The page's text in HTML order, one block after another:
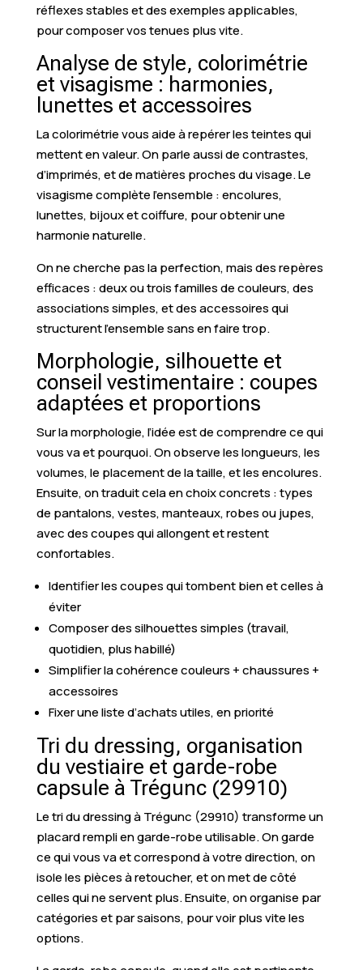
réflexes stables et des exemples applicables,
pour composer vos tenues plus vite.
Analyse de style, colorimétrie
et visagisme : harmonies,
lunettes et accessoires
La colorimétrie vous aide à repérer les teintes qui
mettent en valeur. On parle aussi de contrastes,
d’imprimés, et de matières proches du visage. Le
visagisme complète l’ensemble : encolures,
lunettes, bijoux et coiffure, pour obtenir une
harmonie naturelle.
On ne cherche pas la perfection, mais des repères
efficaces : deux ou trois familles de couleurs, des
associations simples, et des accessoires qui
structurent l’ensemble sans en faire trop.
Morphologie, silhouette et
conseil vestimentaire : coupes
adaptées et proportions
Sur la morphologie, l’idée est de comprendre ce qui
vous va et pourquoi. On observe les longueurs, les
volumes, le placement de la taille, et les encolures.
Ensuite, on traduit cela en choix concrets : types
de pantalons, vestes, manteaux, robes ou jupes,
avec des coupes qui allongent et restent
confortables.
Identifier les coupes qui tombent bien et celles à
éviter
Composer des silhouettes simples (travail,
quotidien, plus habillé)
Simplifier la cohérence couleurs + chaussures +
accessoires
Fixer une liste d’achats utiles, en priorité
Tri du dressing, organisation
du vestiaire et garde-robe
capsule à Trégunc (29910)
Le tri du dressing à Trégunc (29910) transforme un
placard rempli en garde-robe utilisable. On garde
ce qui vous va et correspond à votre direction, on
isole les pièces à retoucher, et on met de côté
celles qui ne servent plus. Ensuite, on organise par
catégories et par saisons, pour voir plus vite les
options.